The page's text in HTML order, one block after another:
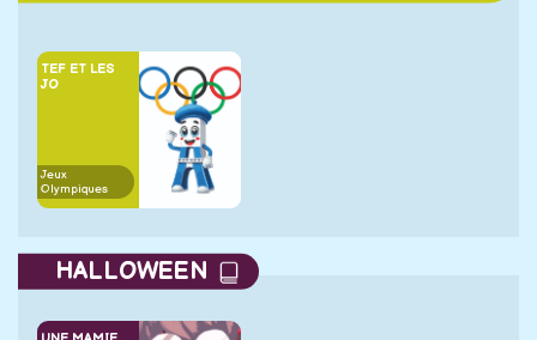
TEF ET LES
JO
Jeux
Olympiques
HALLOWEEN